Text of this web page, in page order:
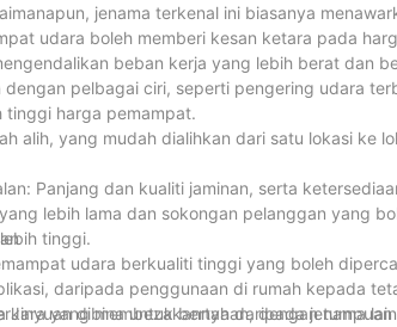
jenama terkenal ini biasanya
udara boleh memberi kesan ketara pada
beban kerja yang lebih berat dan
pelbagai ciri, seperti pengering udara
tinggi harga pemampat.
alih, yang mudah dialihkan dari satu lokasi ke
Panjang dan kualiti jaminan, serta
lebih lama dan sokongan pelanggan yang
tinggi.
udara berkualiti tinggi yang boleh
daripada penggunaan di rumah kepada
yang membezakannya daripada jenama
Jinyuan dibina untuk bertahan, dengan